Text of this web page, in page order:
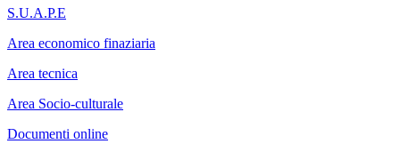
S.U.A.P.E
Area economico finaziaria
Area tecnica
Area Socio-culturale
Documenti online